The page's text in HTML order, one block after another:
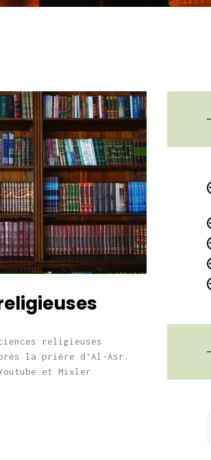
religieuses
la prière d’Al-Asr.
et Mixler